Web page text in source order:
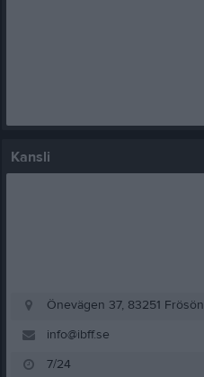
Kansli
Önevägen 37, 83251 Frösön
info@ibff.se
7/24